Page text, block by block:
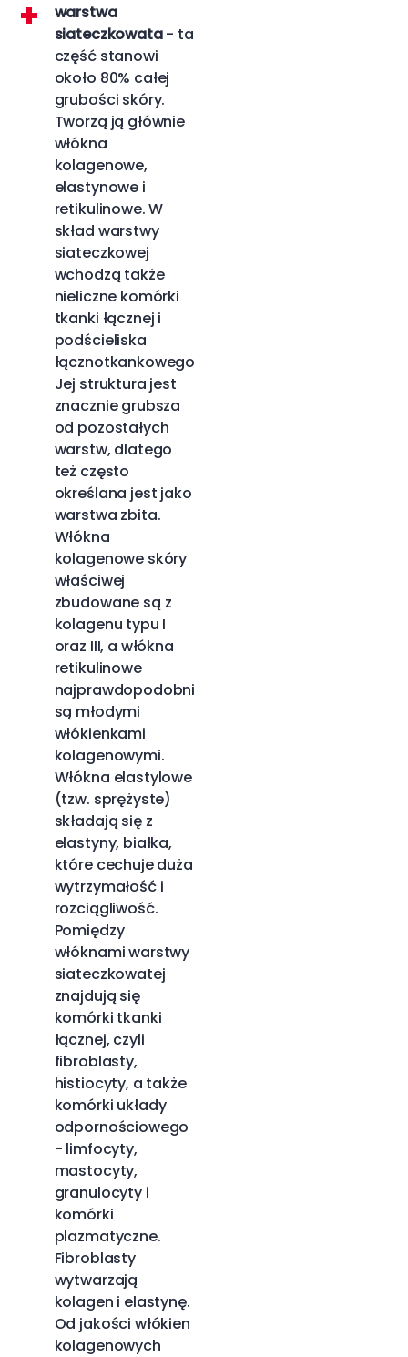
warstwa
siateczkowata- ta
część stanowi
około 80% całej
grubości skóry.
Tworzą ją głównie
włókna
kolagenowe,
elastynowe i
retikulinowe. W
skład warstwy
siateczkowej
wchodzą także
nieliczne komórki
tkanki łącznej i
podścieliska
łącznotkankowego.
Jej struktura jest
znacznie grubsza
od pozostałych
warstw, dlatego
też często
określana jest jako
warstwa zbita.
Włókna
kolagenowe skóry
właściwej
zbudowane są z
kolagenu typu I
oraz III, a włókna
retikulinowe
najprawdopodobniej
są młodymi
włókienkami
kolagenowymi.
Włókna elastylowe
(tzw. sprężyste)
składają się z
elastyny, białka,
które cechuje duża
wytrzymałość i
rozciągliwość.
Pomiędzy
włóknami warstwy
siateczkowatej
znajdują się
komórki tkanki
łącznej, czyli
fibroblasty,
histiocyty, a także
komórki układy
odpornościowego
- limfocyty,
mastocyty,
granulocyty i
komórki
plazmatyczne.
Fibroblasty
wytwarzają
kolagen i elastynę.
Od jakości włókien
kolagenowych